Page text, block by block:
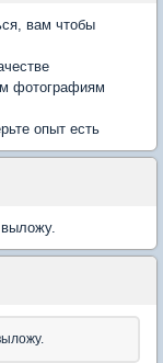
вам чтобы
фотографиям
опыт есть